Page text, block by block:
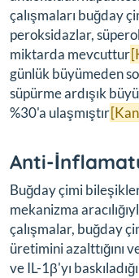
çalışmaları buğday
peroksidazlar,
miktarda mevcuttur
günlük büyümeden
süpürme ardışık
%30'a ulaşmıştır
Anti-
Buğday çimi
mekanizma
çalışmalar, buğday
üretimini azalttığını
ve IL-1β'yı